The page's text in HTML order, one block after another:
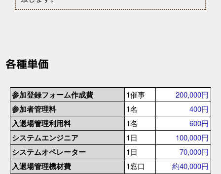
各種単価
参加登録フォーム作成費 1催事 200,000円
参加者管理料 1名 400円
入退場管理利用料 1名 600円
システムエンジニア 1日 100,000円
システムオペレーター 1日 70,000円
入退場管理機材費 1窓口 約40,000円